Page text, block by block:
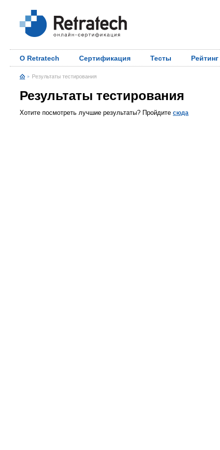
О Retratech Сертификация Тесты Рейтинг
Результаты тестирования
Результаты тестирования
Хотите посмотреть лучшие результаты? Пройдите сюда